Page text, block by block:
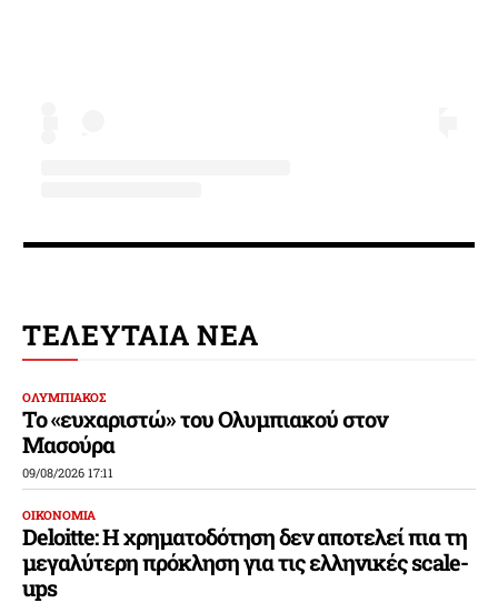
ΤΕΛΕΥΤΑΙΑ ΝΕΑ
ΟΛΥΜΠΙΑΚΟΣ
Το «ευχαριστώ» του Ολυμπιακού στον
Μασούρα
09/08/2026 17:11
ΟΙΚΟΝΟΜΙΑ
Deloitte: Η χρηματοδότηση δεν αποτελεί πια τη
μεγαλύτερη πρόκληση για τις ελληνικές scale-
ups